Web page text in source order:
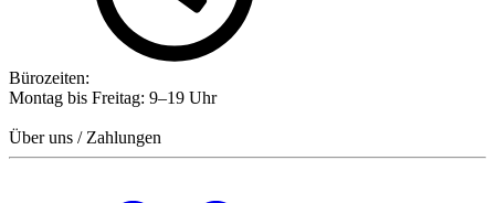
Bürozeiten:
Montag bis Freitag: 9–19 Uhr
Über uns / Zahlungen